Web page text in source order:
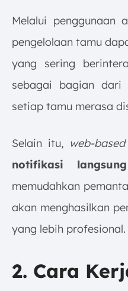
Melalui penggunaan
pengelolaan tamu
yang sering
sebagai bagian dari
setiap tamu merasa
Selain itu, web-
notifikasi
memudahkan
akan menghasilkan
yang lebih profesional.
2. Cara